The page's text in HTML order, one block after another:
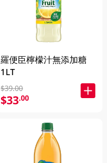
羅便臣檸檬汁無添加糖
1LT
$39.00
$33.00